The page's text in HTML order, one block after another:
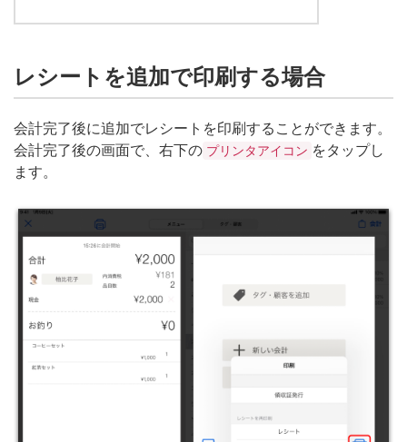
レシートを追加で印刷する場合
会計完了後に追加でレシートを印刷することができます。
会計完了後の画面で、右下の プリンタアイコン をタップし
ます。